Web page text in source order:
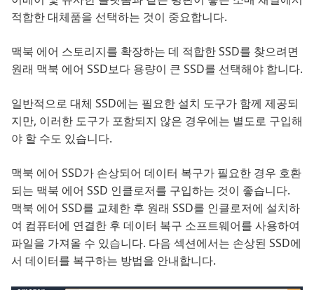
적합한 대체품을 선택하는 것이 중요합니다.
맥북 에어 스토리지를 확장하는 데 적합한 SSD를 찾으려면
원래 맥북 에어 SSD보다 용량이 큰 SSD를 선택해야 합니다.
일반적으로 대체 SSD에는 필요한 설치 도구가 함께 제공되
지만, 이러한 도구가 포함되지 않은 경우에는 별도로 구입해
야 할 수도 있습니다.
맥북 에어 SSD가 손상되어 데이터 복구가 필요한 경우 호환
되는 맥북 에어 SSD 인클로저를 구입하는 것이 좋습니다.
맥북 에어 SSD를 교체한 후 원래 SSD를 인클로저에 설치하
여 컴퓨터에 연결한 후 데이터 복구 소프트웨어를 사용하여
파일을 가져올 수 있습니다. 다음 섹션에서는 손상된 SSD에
서 데이터를 복구하는 방법을 안내합니다.